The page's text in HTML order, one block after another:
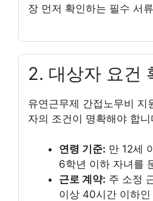
장 먼저 확인하는 필수 서
2. 대상자 요건
유연근무제 간접노무비 지
자의 조건이 명확해야 합니
연령 기준: 만 12세
6학년 이하 자녀를
근로 계약: 주 소정
이상 40시간 이하